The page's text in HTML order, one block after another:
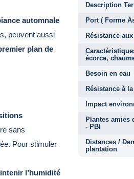
automnale
peuvent aussi
plan de
sans
Pour stimuler
l’humidité
Description
Port ( Forme
Résistance
écorce,
Besoin en eau
Résistance à
Impact
Plantes amies
- PBI
Distances /
plantation